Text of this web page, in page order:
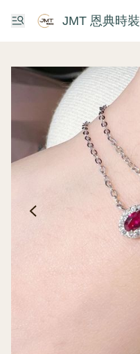
JMT 恩典時裝